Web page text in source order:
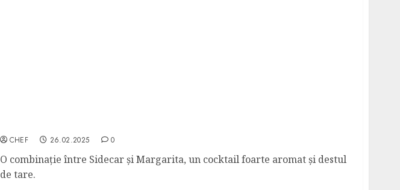
CHEF 26.02.2025 0
O combinație între Sidecar și Margarita, un cocktail foarte aromat și destul
de tare.